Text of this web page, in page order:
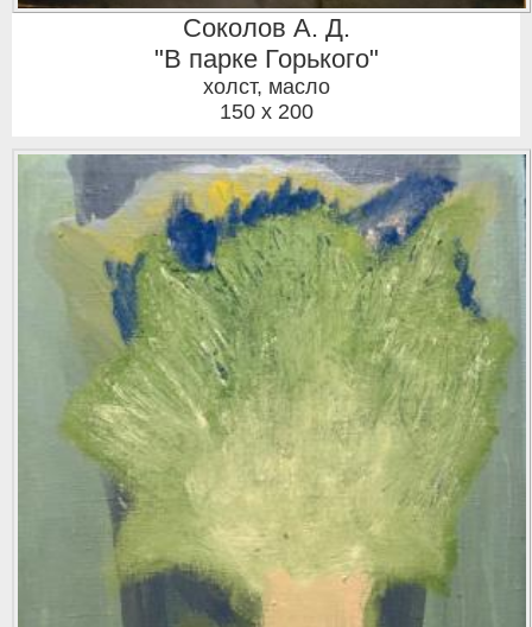
Соколов А. Д.
"В парке Горького"
холст, масло
150 x 200